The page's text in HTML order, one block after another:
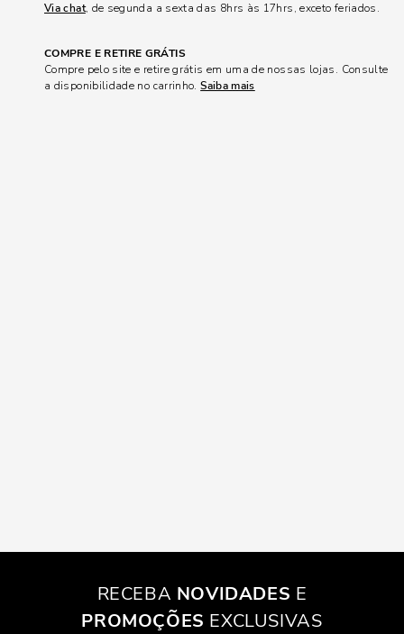
Via chat, de segunda a sexta das 8hrs às 17hrs, exceto feriados.
COMPRE E RETIRE GRÁTIS
Compre pelo site e retire grátis em uma de nossas lojas. Consulte
a disponibilidade no carrinho.Saiba mais
RECEBA NOVIDADES E
PROMOÇÕES EXCLUSIVAS